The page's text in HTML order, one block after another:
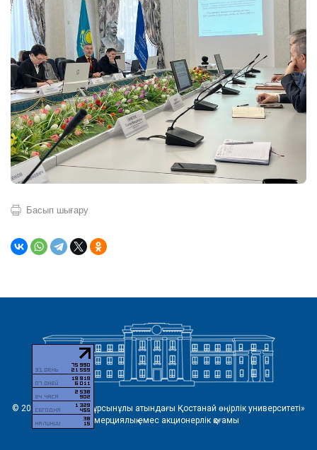
Басып шығару
© 2026 «Ахмет Байтұрсынұлы атындағы Қостанай өңірлік университеті»
коммерциялық емес акционерлік қоғамы